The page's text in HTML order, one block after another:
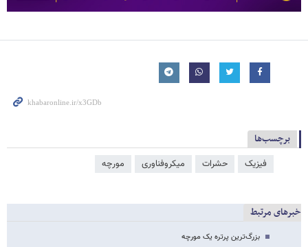
برچسب‌ها
فیزیک حشرات میکروفناوری مورچه
خبرهای مرتبط
بزرگ‌ترین پرتره یک مورچه